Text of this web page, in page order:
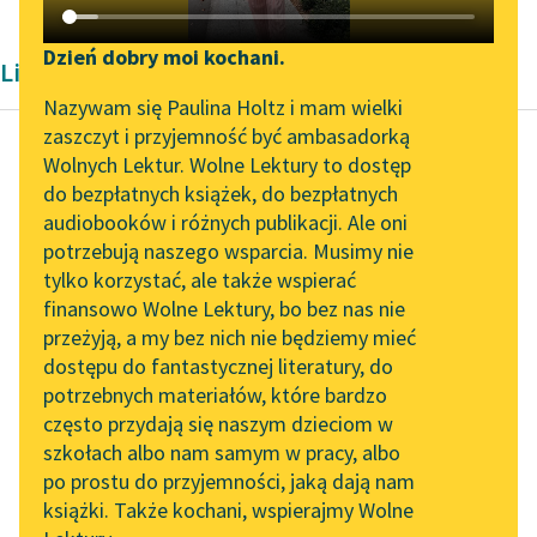
Katalog DAISY
Podkasty o książkach
Zgłoś brak utworu
Aktualności
Zapraszamy na spotkanie
online z tłumaczkami
literatury skandynawskiej
Spotkanie z Katarzyną
Tunkiel w Oslo
Wolne Lektury na 32.
Pol’and’Rock Festivalu
„Kochanek Lady
Chatterley” do słuchania
na Wolnych Lekturach
Nowy audiobook –
Narzędzia
Mapa Wolnych Lektur
Leśmianator
Przewodnik dla piszących i
czytających
API
OAI-PMH
Widget Wolnych Lektur
Przypisy
Dzień dobry moi kochani.
Nazywam się Paulina Holtz i mam wielki
zaszczyt i przyjemność być ambasadorką
Wolnych Lektur. Wolne Lektury to dostęp
do bezpłatnych książek, do bezpłatnych
audiobooków i różnych publikacji. Ale oni
potrzebują naszego wsparcia. Musimy nie
tylko korzystać, ale także wspierać
finansowo Wolne Lektury, bo bez nas nie
przeżyją, a my bez nich nie będziemy mieć
dostępu do fantastycznej literatury, do
potrzebnych materiałów, które bardzo
często przydają się naszym dzieciom w
szkołach albo nam samym w pracy, albo
po prostu do przyjemności, jaką dają nam
książki. Także kochani, wspierajmy Wolne
Liryka George Gordon Byron
George Gordon Byron
Don Juan
Śni, że przykuta do
skał, z bólu mdleje,
Nad morzem zwisła i
że chce uciekać...
Czytaj więcej